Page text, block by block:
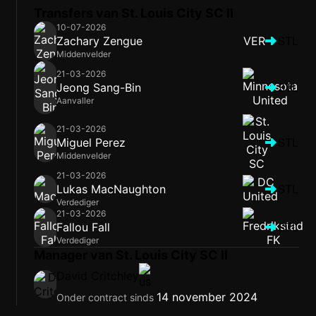
10-07-2026
Zachary Zengue
Middenvelder
VER
21-03-2026
Jeong Sang-Bin
Aanvaller
STL
21-03-2026
Miguel Perez
Middenvelder
21-03-2026
Lukas MacNaughton
Verdediger
21-03-2026
Fallou Fall
Verdediger
STL
Onder contract sinds 14 november 2024